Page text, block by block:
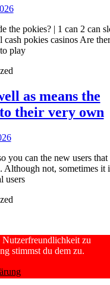
hacia
el
slot
machine
1
can
slot
game
12.
2026
the pokies? | 1 can 2 can
pokies casinos Are
play
as means the
their very own
9.
2026
you can the new users that
Although not, sometimes it
users
Nutzerfreundlichkeit zu
stimmst du dem zu.